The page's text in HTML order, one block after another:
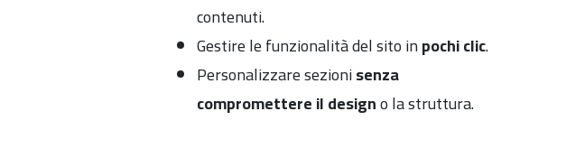
contenuti.
Gestire le funzionalità del sito inpochi clic.
Personalizzare sezionisenza
compromettere il designo la struttura.